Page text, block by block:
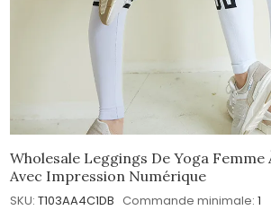
Wholesale Leggings De Yoga Femme
Avec Impression Numérique
SKU: T103AA4C1DB Commande minimale: 1